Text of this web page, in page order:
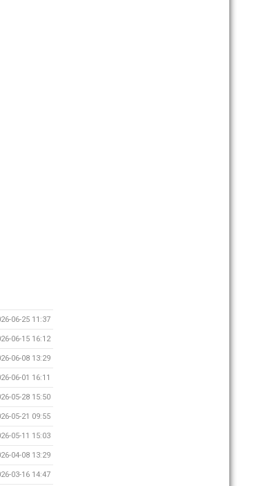
06-25 11:37
06-15 16:12
06-08 13:29
06-01 16:11
05-28 15:50
05-21 09:55
05-11 15:03
04-08 13:29
03-16 14:47